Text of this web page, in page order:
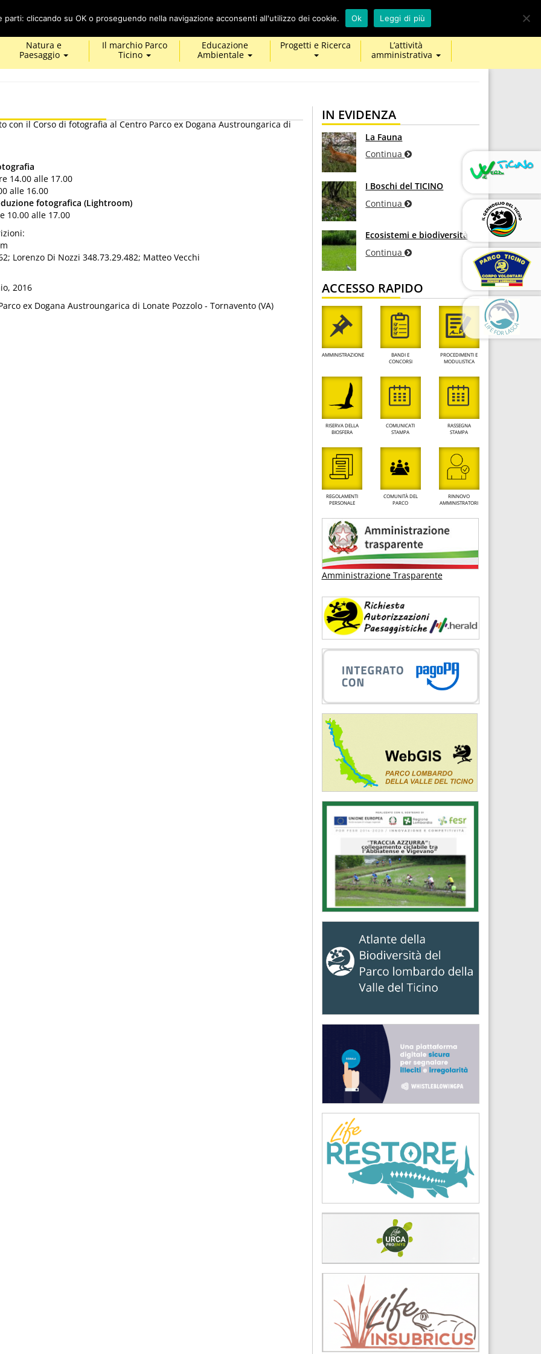
Cerca
map-
marker
calendar
Natura e
Paesaggio
Il marchio Parco
Ticino
Educazione
Ambientale
Progetti e Ricerca
L’attività
amministrativa
con il Corso di fotografia al Centro Parco ex Dogana Austroungarica di
14.00 alle 17.00
alle 16.00
fotografica (Lightroom)
10.00 alle 17.00
Lorenzo Di Nozzi 348.73.29.482; Matteo Vecchi
2016
ex Dogana Austroungarica di Lonate Pozzolo - Tornavento (VA)
IN EVIDENZA
La Fauna
Continua
I Boschi del TICINO
Continua
Ecosistemi e biodiversità
Continua
ACCESSO RAPIDO
AMMINISTRAZIONE
BANDI E
CONCORSI
PROCEDIMENTI E
MODULISTICA
RISERVA DELLA
BIOSFERA
COMUNICATI
STAMPA
RASSEGNA
STAMPA
REGOLAMENTI
PERSONALE
COMUNITÀ DEL
PARCO
RINNOVO
AMMINISTRATORI
Amministrazione Trasparente
cliccando su OK o proseguendo nella navigazione acconsenti all'utilizzo dei cookie. Ok Leggi di più